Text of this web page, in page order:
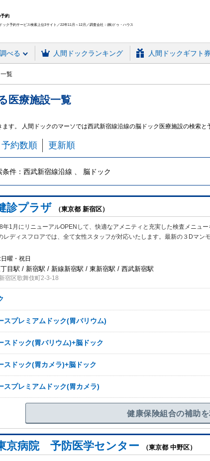
約
ク予約サービス検索上位3サイト／22年11月～12月／調査会社：(株)ドゥ・ハウス
調べる 人間ドックランキング 人間ドックギフト券
覧
医療施設一覧
す。 人間ドックのマーソでは西武新宿線沿線の脳ドック医療施設の検索と
予約数順 更新順
件： 西武新宿線沿線 、 脳ドック
診プラザ （東京都 新宿区）
年1月にリニューアルOPENして、快適なアメニティと充実した検査メニュー
レディスフロアでは、全て女性スタッフが対応いたします。最新の３Dマン
日曜・祝日
目駅 / 新宿駅 / 新線新宿駅 / 東新宿駅 / 西武新宿駅
宿区歌舞伎町2-3-18
スプレミアムドック(胃バリウム)
スドック(胃バリウム)+脳ドック
スドック(胃カメラ)+脳ドック
スプレミアムドック(胃カメラ)
健康保険組合の補助
京病院 予防医学センター （東京都 中野区）